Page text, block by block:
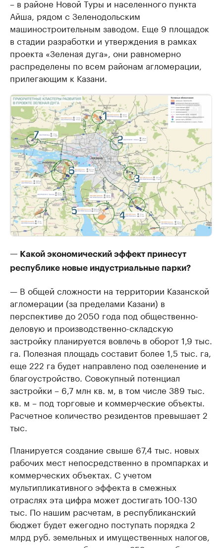
– в районе Новой Туры и населенного пункта
Айша, рядом с Зеленодольским
машиностроительным заводом. Eще 9 площадок
в стадии разработки и утверждения в рамках
проекта «Зеленая дуга», они равномерно
распределены по всем районам агломерации,
прилегающим к Казани.
— Какой экономический эффект принесут
республике новые индустриальные парки?
— В общей сложности на территории Казанской
агломерации (за пределами Казани) в
перспективе до 2050 года под общественно-
деловую и производственно-складскую
застройку планируется вовлечь в оборот 1,9 тыс.
га. Полезная площадь составит более 1,5 тыс. га,
еще 222 га будет направлено под озеленение и
благоустройство. Совокупный потенциал
застройки – 6,7 млн кв. м, в том числе 389 тыс.
кв. м – под торговые и коммерческие объекты.
Расчетное количество резидентов превышает 2
тыс.
Планируется создание свыше 67,4 тыс. новых
рабочих мест непосредственно в промпарках и
коммерческих объектах. С учетом
мультипликативного эффекта в смежных
отраслях эта цифра может достигать 100-130
тыс. По нашим расчетам, в республиканский
бюджет будет ежегодно поступать порядка 2
млрд руб. земельных и имущественных налогов,